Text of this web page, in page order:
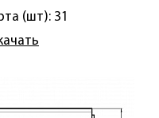
(шт): 31